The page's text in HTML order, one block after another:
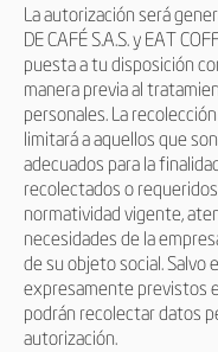
La autorización será
DE CAFÉ S.A.S. yEAT
puesta a tu disposición
manera previa al
personales. La
limitará a aquellos que
adecuados para la
recolectados o
normatividad vigente,
necesidades de la
de su objeto social. Salvo
expresamente previstos
podrán recolectar datos
autorización.